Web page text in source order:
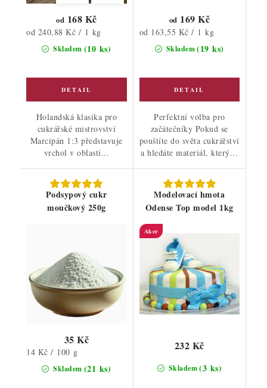
Skladem (10 ks)
od 168 Kč
Měrná
cena:
od 240,88 Kč / 1 kg
Holandská klasika pro
cukrářské mistrovství
Marcipán 1:3 představuje
vrchol v oblasti...
Skladem(19 ks)
od 169 Kč
Měrná
cena:
od 163,55 Kč / 1 kg
Perfektní volba pro
začátečníky Pokud se
pouštíte do světa cukrářství
a hledáte materiál, který...
Podsypový cukr
moučkový 250g
Skladem (21 ks)
35 Kč
Měrná
cena:
14 Kč / 100 g
Modelovací hmota
Odense Top model 1kg
Akce
Skladem(3 ks)
232 Kč